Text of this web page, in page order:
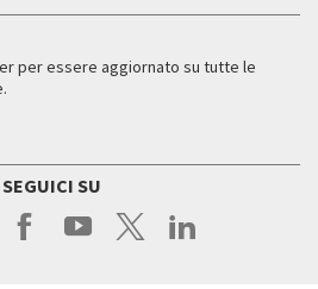
per essere aggiornato su tutte le
SEGUICI SU